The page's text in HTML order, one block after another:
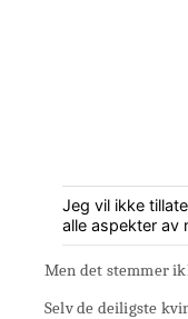
Jeg vil ikke
alle aspekter av
Men det stemmer
Selv de deiligste